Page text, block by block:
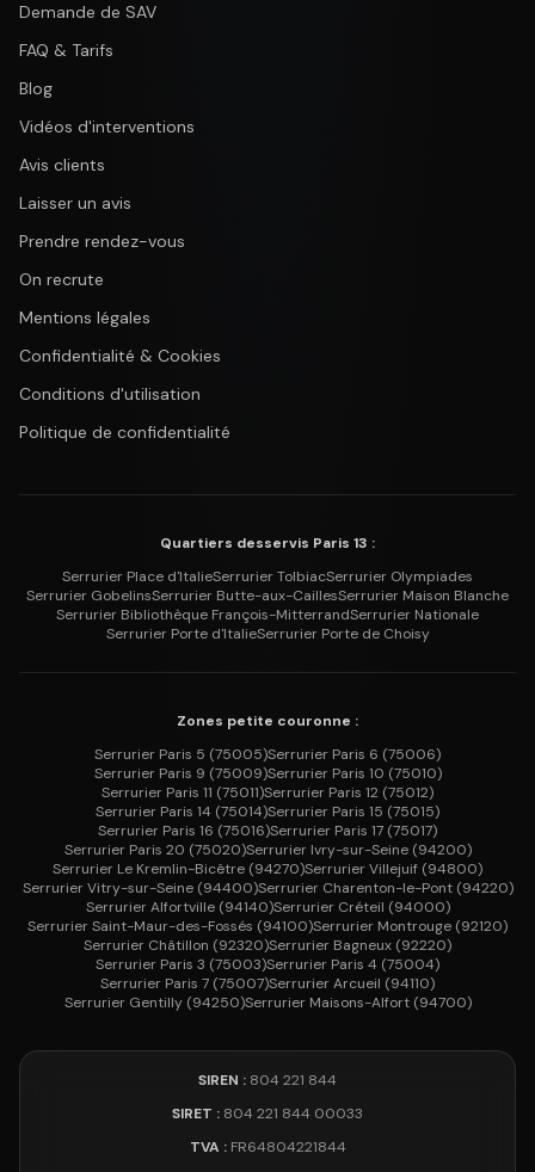
Demande de SAV
FAQ & Tarifs
Blog
Vidéos d'interventions
Avis clients
Laisser un avis
Prendre rendez-vous
On recrute
Mentions légales
Confidentialité & Cookies
Conditions d'utilisation
Politique de confidentialité
Quartiers desservis Paris 13 :
Serrurier Place d'ItalieSerrurierTolbiacSerrurier Olympiades
Serrurier GobelinsSerrurier Butte-aux-CaillesSerrurier Maison Blanche
Serrurier Bibliothèque François-MitterrandSerrurier Nationale
Serrurier Porte d'ItalieSerrurier Porte de Choisy
Zones petite couronne :
Serrurier Paris 5 (75005)Serrurier Paris 6 (75006)
Serrurier Paris 9 (75009)Serrurier Paris 10 (75010)
Serrurier Paris 11 (75011)Serrurier Paris 12 (75012)
Serrurier Paris 14 (75014)Serrurier Paris 15 (75015)
Serrurier Paris 16 (75016)Serrurier Paris 17 (75017)
Serrurier Paris 20 (75020)Serrurier Ivry-sur-Seine(94200)
Serrurier Le Kremlin-Bicêtre (94270)SerrurierVillejuif (94800)
SerrurierVitry-sur-Seine(94400)Serrurier Charenton-le-Pont(94220)
SerrurierAlfortville(94140)Serrurier Créteil (94000)
SerrurierSaint-Maur-des-Fossés (94100)Serrurier Montrouge (92120)
Serrurier Châtillon (92320)Serrurier Bagneux (92220)
Serrurier Paris 3 (75003)Serrurier Paris 4 (75004)
Serrurier Paris 7 (75007)SerrurierArcueil (94110)
Serrurier Gentilly(94250)Serrurier Maisons-Alfort(94700)
SIREN : 804 221 844
SIRET : 804 221 844 00033
TVA :FR64804221844